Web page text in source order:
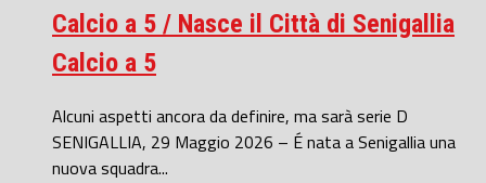
Calcio a 5 / Nasce il Città di Senigallia
Calcio a 5
Alcuni aspetti ancora da definire, ma sarà serie D
SENIGALLIA, 29 Maggio 2026 – É nata a Senigallia una
nuova squadra...